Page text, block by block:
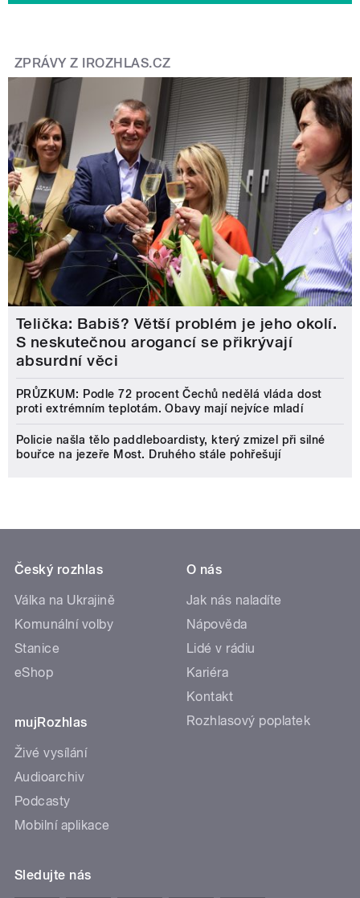
ZPRÁVY Z IROZHLAS.CZ
Telička: Babiš? Větší problém je jeho okolí.
S neskutečnou arogancí se přikrývají
absurdní věci
PRŮZKUM: Podle 72 procent Čechů nedělá vláda dost
proti extrémním teplotám. Obavy mají nejvíce mladí
Policie našla tělo paddleboardisty, který zmizel při silné
bouřce na jezeře Most. Druhého stále pohřešují
Český rozhlas
Válka na Ukrajině
Komunální volby
Stanice
eShop
mujRozhlas
Živé vysílání
Audioarchiv
Podcasty
Mobilní aplikace
O nás
Jak nás naladíte
Nápověda
Lidé v rádiu
Kariéra
Kontakt
Rozhlasový poplatek
Sledujte nás